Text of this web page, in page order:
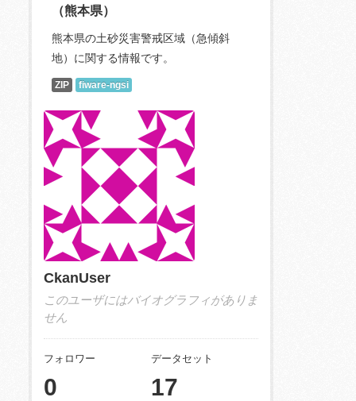
（熊本県）
熊本県の土砂災害警戒区域（急傾斜
地）に関する情報です。
ZIP fiware-ngsi
CkanUser
このユーザにはバイオグラフィがありま
せん
フォロワー
0
データセット
17